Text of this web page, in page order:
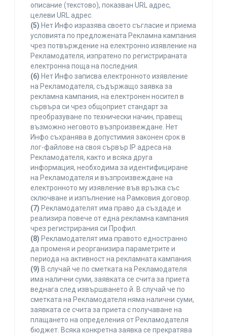
описание (текстово), показван URL адрес,
целеви URL адрес.
(5) Нет Инфо изразява своето съгласие и приема
условията по предложената Рекламна кампания
чрез потвърждение на електронно изявление на
Рекламодателя, изпратено по регистрираната
електронна поща на последния.
(6) Нет Инфо записва електронното изявление
на Рекламодателя, съдържащо заявка за
рекламна кампания, на електронен носител в
сървъра си чрез общоприет стандарт за
преобразуване по технически начин, правещ
възможно неговото възпроизвеждане. Нет
Инфо съхранява в допустимия законен срок в
лог-файлове на своя сървър IP адреса на
Рекламодателя, както и всяка друга
информация, необходима за идентифициране
на Рекламодателя и възпроизвеждане на
електронното му изявление във връзка със
сключване и изпълнение на Рамковия договор.
(7) Рекламодателят има право да създаде и
реализира повече от една рекламна кампания
чрез регистрирания си Профил.
(8) Рекламодателят има правото едностранно
да променя и реорганизира параметрите и
периода на активност на рекламната кампания.
(9) В случай че по сметката на Рекламодателя
има налични суми, заявката се счита за приета
веднага след извършването й. В случай че по
сметката на Рекламодателя няма налични суми,
заявката се счита за приета с получаване на
плащането на определения от Рекламодателя
бюджет. Всяка конкретна заявка се прекратява